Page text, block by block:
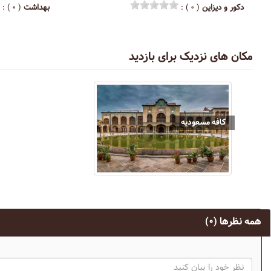
دکور و دیزاین ( ۰ ) : بهداشت ( ۰ ) :
مکان های نزدیک برای بازدید
کافه مسعودیه
همه نظرها (۰)